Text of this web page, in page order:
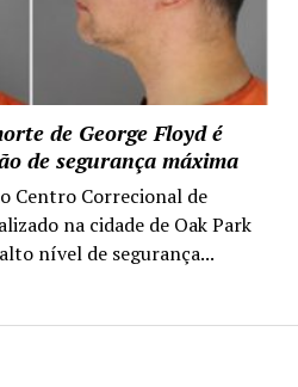
de George Floyd é
de segurança máxima
Centro Correcional de
na cidade de Oak Park
nível de segurança...